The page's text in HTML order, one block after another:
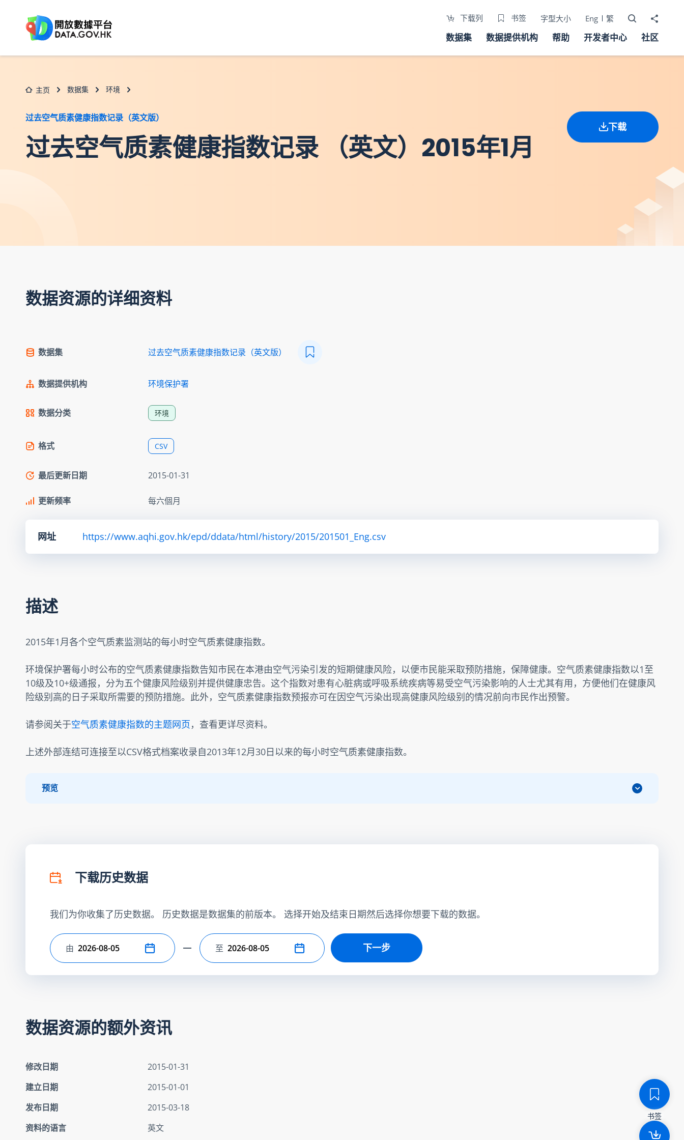
下载列 书签 字型大小 Eng 繁 打开搜寻器
分享至
数据集 数据提供机构 帮助 开发者中心 社区
主页 数据集 环境
过去空气质素健康指数记录（英文版）
过去空气质素健康指数记录 （英文）2015年1月
下载
数据资源的详细资料
数据集 过去空气质素健康指数记录（英文版）
数据提供机构 环境保护署
数据分类 环境
格式 CSV
最后更新日期 2015-01-31
更新频率 每六個月
网址 https://www.aqhi.gov.hk/epd/ddata/html/history/2015/201501_Eng.csv
描述
2015年1月各个空气质素监测站的每小时空气质素健康指数。
环境保护署每小时公布的空气质素健康指数告知市民在本港由空气污染引发的短期健康风险，以便市民能采取预防措施，保障健康。空气质素健康指数以1至
10级及10+级通报，分为五个健康风险级别并提供健康忠告。这个指数对患有心脏病或呼吸系统疾病等易受空气污染影响的人士尤其有用，方便他们在健康风
险级别高的日子采取所需要的预防措施。此外，空气质素健康指数预报亦可在因空气污染出现高健康风险级别的情况前向市民作出预警。
请参阅关于空气质素健康指数的主题网页，查看更详尽资料。
上述外部连结可连接至以CSV格式档案收录自2013年12月30日以来的每小时空气质素健康指数。
预览
下载历史数据
我们为你收集了历史数据。 历史数据是数据集的前版本。 选择开始及结束日期然后选择你想要下载的数据。
选择开始日期
由 选择结束日期
至 下一步
数据资源的额外资讯
修改日期
2015-01-31
建立日期
2015-01-01
发布日期
2015-03-18
资料的语言
英文
书签